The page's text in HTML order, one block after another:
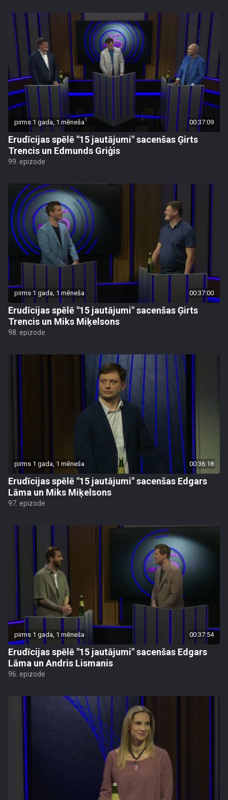
pirms 1 gada, 1 mēneša 00:37:09
Erudīcijas spēlē "15 jautājumi" sacenšas Ģirts
Trencis un Edmunds Griģis
99. epizode
pirms 1 gada, 1 mēneša 00:37:00
Erudīcijas spēlē "15 jautājumi" sacenšas Ģirts
Trencis un Miks Miķelsons
98. epizode
pirms 1 gada, 1 mēneša 00:36:18
Erudīcijas spēlē "15 jautājumi" sacenšas Edgars
Lāma un Miks Miķelsons
97. epizode
pirms 1 gada, 1 mēneša 00:37:54
Erudīcijas spēlē "15 jautājumi" sacenšas Edgars
Lāma un Andris Lismanis
96. epizode